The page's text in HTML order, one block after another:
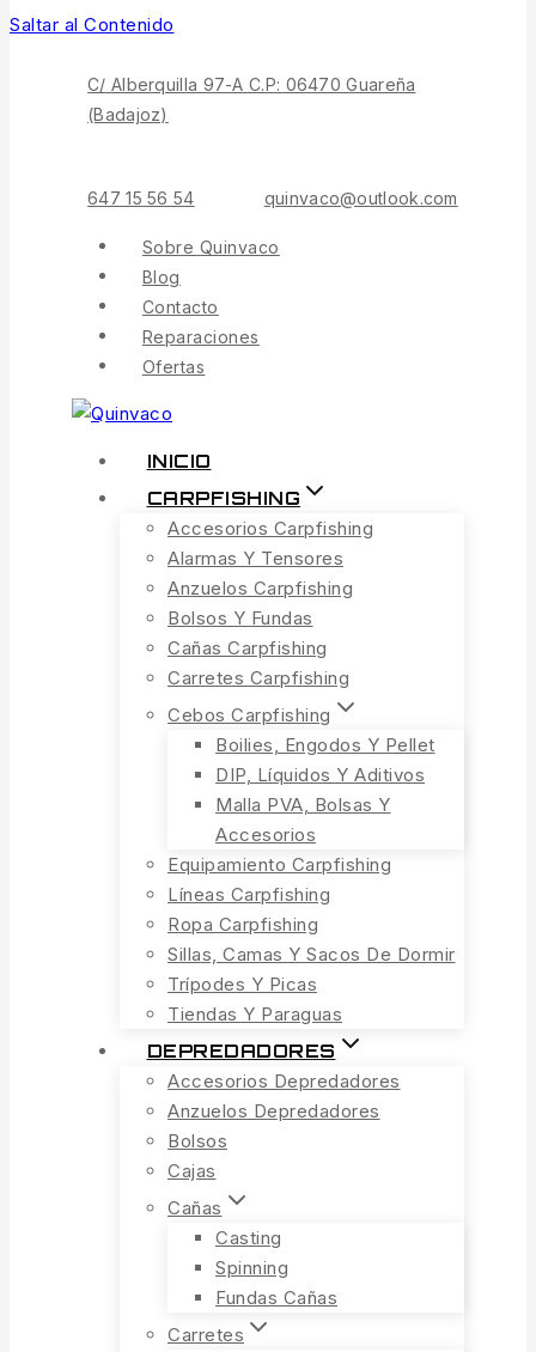
Saltar al Contenido
C/ Alberquilla 97-A C.P: 06470 Guareña
(Badajoz)
647 15 56 54 quinvaco@outlook.com
Sobre Quinvaco
Blog
Contacto
Reparaciones
Ofertas
INICIO
CARPFISHING
Accesorios Carpfishing
Alarmas Y Tensores
Anzuelos Carpfishing
Bolsos Y Fundas
Cañas Carpfishing
Carretes Carpfishing
Cebos Carpfishing
Boilies, Engodos Y Pellet
DIP, Líquidos Y Aditivos
Malla PVA, Bolsas Y
Accesorios
Equipamiento Carpfishing
Líneas Carpfishing
Ropa Carpfishing
Sillas, Camas Y Sacos De Dormir
Trípodes Y Picas
Tiendas Y Paraguas
DEPREDADORES
Accesorios Depredadores
Anzuelos Depredadores
Bolsos
Cajas
Cañas
Casting
Spinning
Fundas Cañas
Carretes